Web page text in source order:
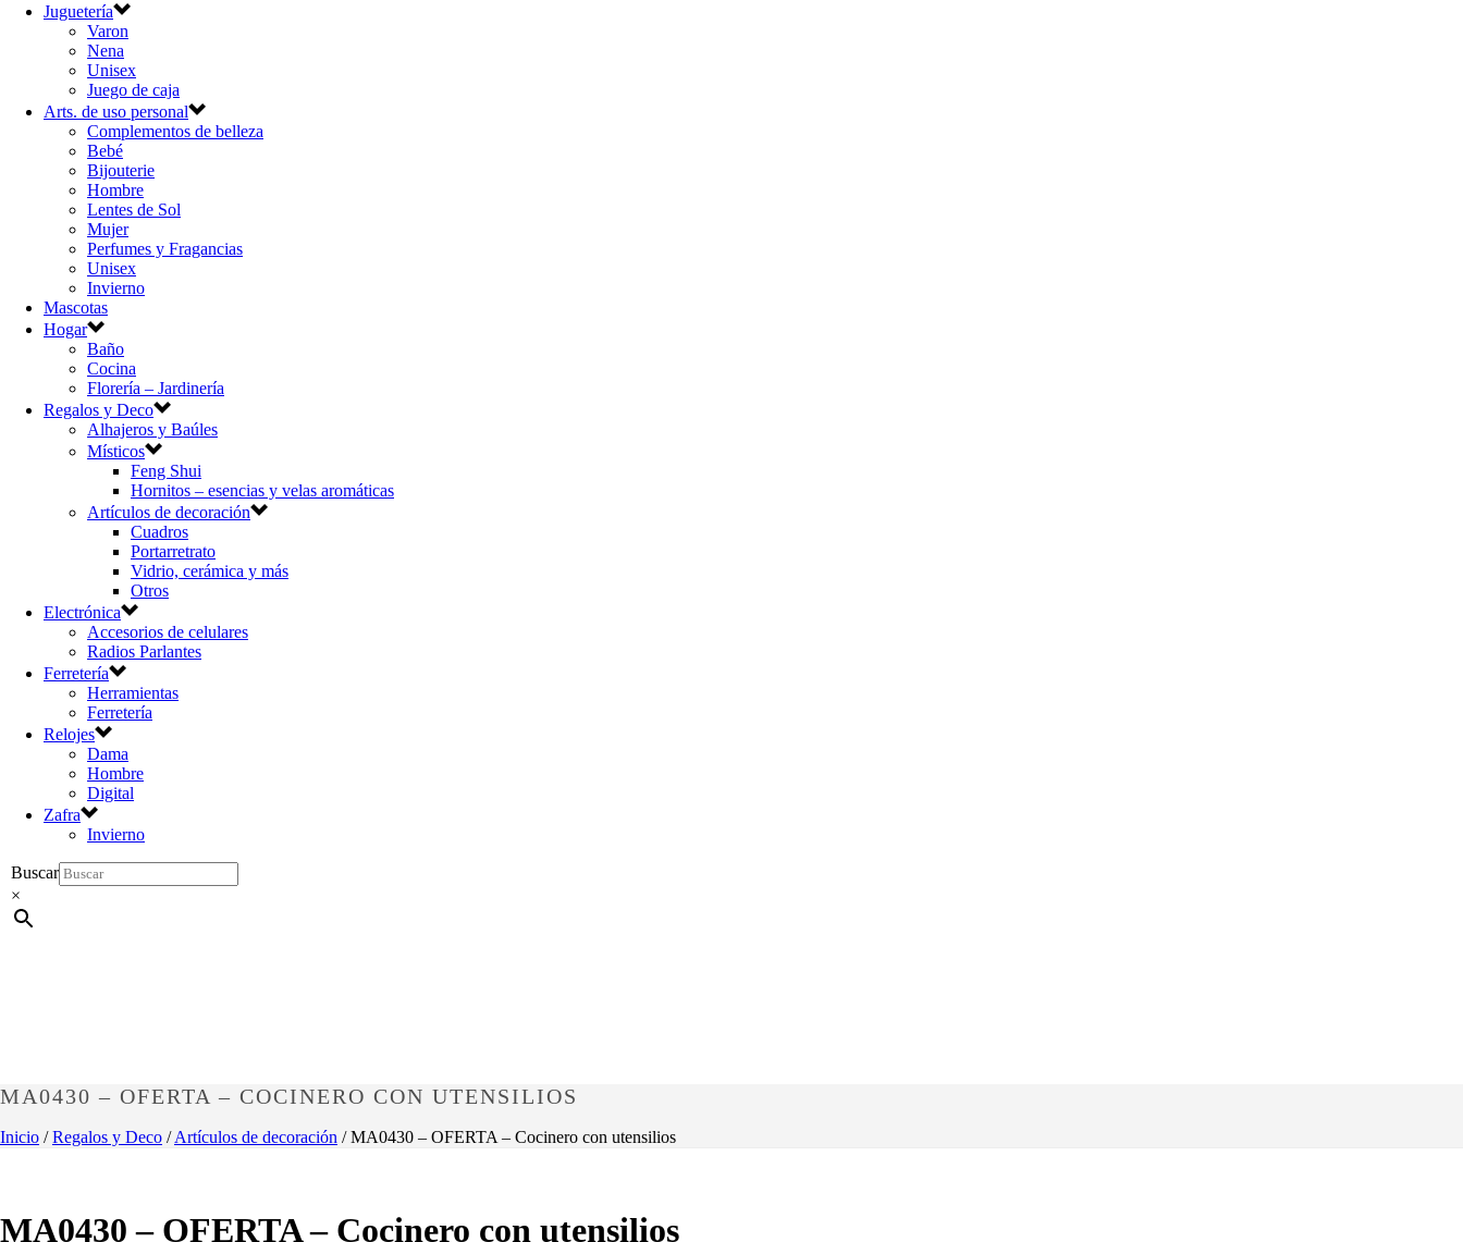
Juguetería
Varon
Nena
Unisex
Juego de caja
Arts. de uso personal
Complementos de belleza
Bebé
Bijouterie
Hombre
Lentes de Sol
Mujer
Perfumes y Fragancias
Unisex
Invierno
Mascotas
Hogar
Baño
Cocina
Florería – Jardinería
Regalos y Deco
Alhajeros y Baúles
Místicos
Feng Shui
Hornitos – esencias y velas aromáticas
Artículos de decoración
Cuadros
Portarretrato
Vidrio, cerámica y más
Otros
Electrónica
Accesorios de celulares
Radios Parlantes
Ferretería
Herramientas
Ferretería
Relojes
Dama
Hombre
Digital
Zafra
Invierno
Buscar
×
MA0430 – OFERTA – COCINERO CON UTENSILIOS
Inicio /Regalos y Deco /Artículos de decoración / MA0430 – OFERTA – Cocinero con utensilios
MA0430 – OFERTA – Cocinero con utensilios